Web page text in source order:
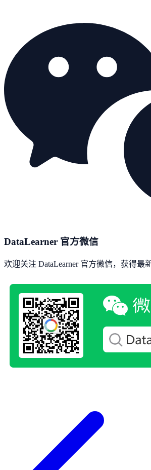
DataLearner 官方微信
欢迎关注 DataLearner 官方微信，获得最